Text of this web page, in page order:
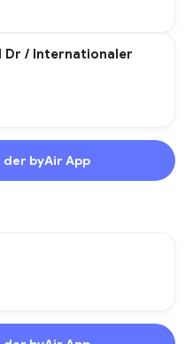
Dr / Internationaler
byAir App